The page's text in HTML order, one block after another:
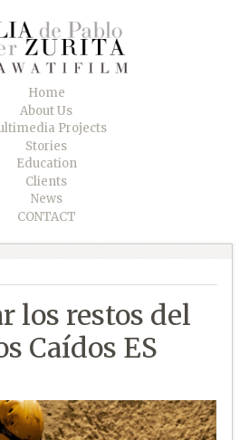
Home
About Us
Projects
Stories
Education
Clients
News
CONTACT
los restos del
Caídos ES